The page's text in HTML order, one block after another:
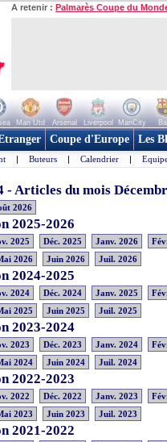
A retenir : Palmarès Coupe du
Man Utd Arsenal Liverpool ManCity
Coupe d'Europe Les
| Buteurs | Calendrier |
- Articles du mois
2026
2025-2026
2025 Déc. 2025 Janv. 2026
2026 Juin 2026 Juil. 2026
2024-2025
2024 Déc. 2024 Janv. 2025
2025 Juin 2025 Juil. 2025
2023-2024
2023 Déc. 2023 Janv. 2024
2024 Juin 2024 Juil. 2024
2022-2023
2022 Déc. 2022 Janv. 2023
2023 Juin 2023 Juil. 2023
2021-2022